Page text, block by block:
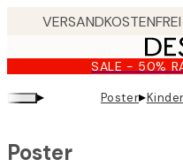
content.
SALE - 50%
▸ Poster▸
Poster